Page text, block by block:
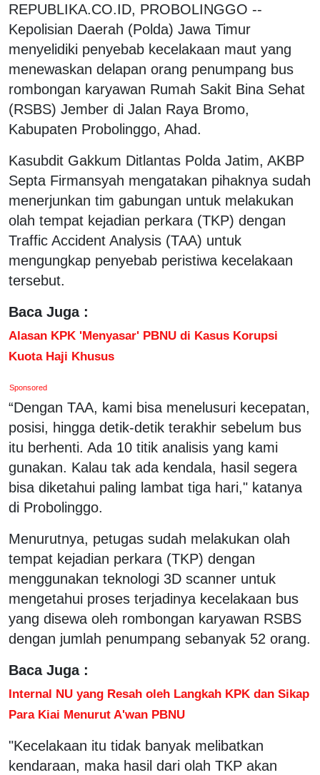
REPUBLIKA.CO.ID, PROBOLINGGO --
Kepolisian Daerah (Polda) Jawa Timur
menyelidiki penyebab kecelakaan maut yang
menewaskan delapan orang penumpang bus
rombongan karyawan Rumah Sakit Bina Sehat
(RSBS) Jember di Jalan Raya Bromo,
Kabupaten Probolinggo, Ahad.
Kasubdit Gakkum Ditlantas Polda Jatim, AKBP
Septa Firmansyah mengatakan pihaknya sudah
menerjunkan tim gabungan untuk melakukan
olah tempat kejadian perkara (TKP) dengan
Traffic Accident Analysis (TAA) untuk
mengungkap penyebab peristiwa kecelakaan
tersebut.
Baca Juga :
Alasan KPK 'Menyasar' PBNU di Kasus Korupsi
Kuota Haji Khusus
Sponsored
“Dengan TAA, kami bisa menelusuri kecepatan,
posisi, hingga detik-detik terakhir sebelum bus
itu berhenti. Ada 10 titik analisis yang kami
gunakan. Kalau tak ada kendala, hasil segera
bisa diketahui paling lambat tiga hari," katanya
di Probolinggo.
Menurutnya, petugas sudah melakukan olah
tempat kejadian perkara (TKP) dengan
menggunakan teknologi 3D scanner untuk
mengetahui proses terjadinya kecelakaan bus
yang disewa oleh rombongan karyawan RSBS
dengan jumlah penumpang sebanyak 52 orang.
Baca Juga :
Internal NU yang Resah oleh Langkah KPK dan Sikap
Para Kiai Menurut A'wan PBNU
"Kecelakaan itu tidak banyak melibatkan
kendaraan, maka hasil dari olah TKP akan